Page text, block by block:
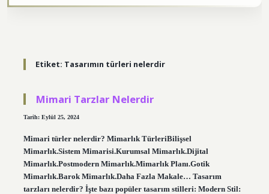
Etiket: Tasarımın türleri nelerdir
Mimari Tarzlar Nelerdir
Tarih: Eylül 25, 2024
Mimari türler nelerdir? Mimarlık TürleriBilişsel
Mimarlık.Sistem Mimarisi.Kurumsal Mimarlık.Dijital
Mimarlık.Postmodern Mimarlık.Mimarlık Planı.Gotik
Mimarlık.Barok Mimarlık.Daha Fazla Makale… Tasarım
tarzları nelerdir? İşte bazı popüler tasarım stilleri: Modern Stil: